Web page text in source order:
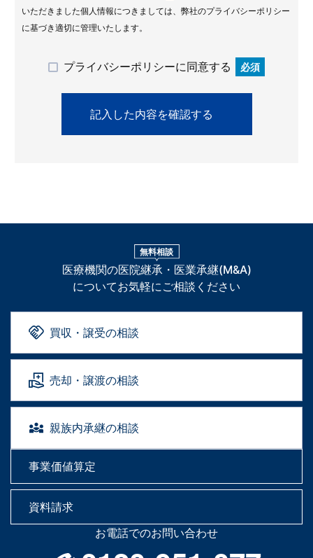
いただきました個人情報につきましては、弊社のプライバシーポリシー
に基づき適切に管理いたします。
プライバシーポリシーに同意する 必須
無料相談
医療機関の医院継承・医業承継(M&A)
についてお気軽にご相談ください
買収・譲受の相談
売却・譲渡の相談
親族内承継の相談
事業価値算定
資料請求
お電話でのお問い合わせ